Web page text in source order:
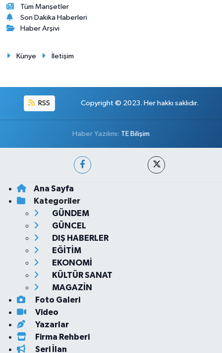
Tüm Manşetler
Son Dakika Haberleri
Haber Arşivi
Künye İletişim
RSS Copyright © 2023. Her hakkı saklıdır.
Haber Yazılımı: TE Bilişim
Ana Sayfa
Kategoriler
GÜNDEM
GÜNCEL
DIŞ HABERLER
EĞİTİM
EKONOMİ
KÜLTÜR SANAT
MAGAZİN
Foto Galeri
Video
Yazarlar
Firma Rehberi
Seri İlan